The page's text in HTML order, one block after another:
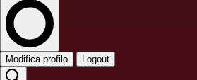
Modifica profilo Logout